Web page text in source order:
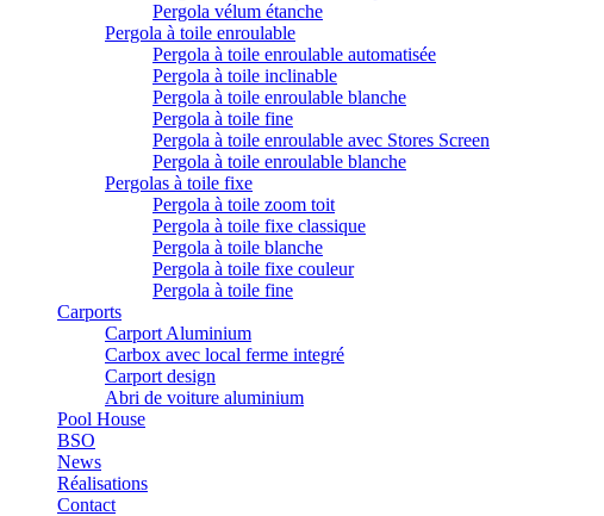
Pergola vélum étanche
Pergola à toile enroulable
Pergola à toile enroulable automatisée
Pergola à toile inclinable
Pergola à toile enroulable blanche
Pergola à toile fine
Pergola à toile enroulable avec Stores Screen
Pergola à toile enroulable blanche
Pergolas à toile fixe
Pergola à toile zoom toit
Pergola à toile fixe classique
Pergola à toile blanche
Pergola à toile fixe couleur
Pergola à toile fine
Carports
Carport Aluminium
Carbox avec local ferme integré
Carport design
Abri de voiture aluminium
Pool House
BSO
News
Réalisations
Contact